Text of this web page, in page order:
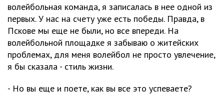
волейбольная команда, я записалась в нее одной из
первых. У нас на счету уже есть победы. Правда, в
Пскове мы еще не были, но все впереди. На
волейбольной площадке я забываю о житейских
проблемах, для меня волейбол не просто увлечение,
я бы сказала - стиль жизни.
- Но вы еще и поете, как вы все это успеваете?